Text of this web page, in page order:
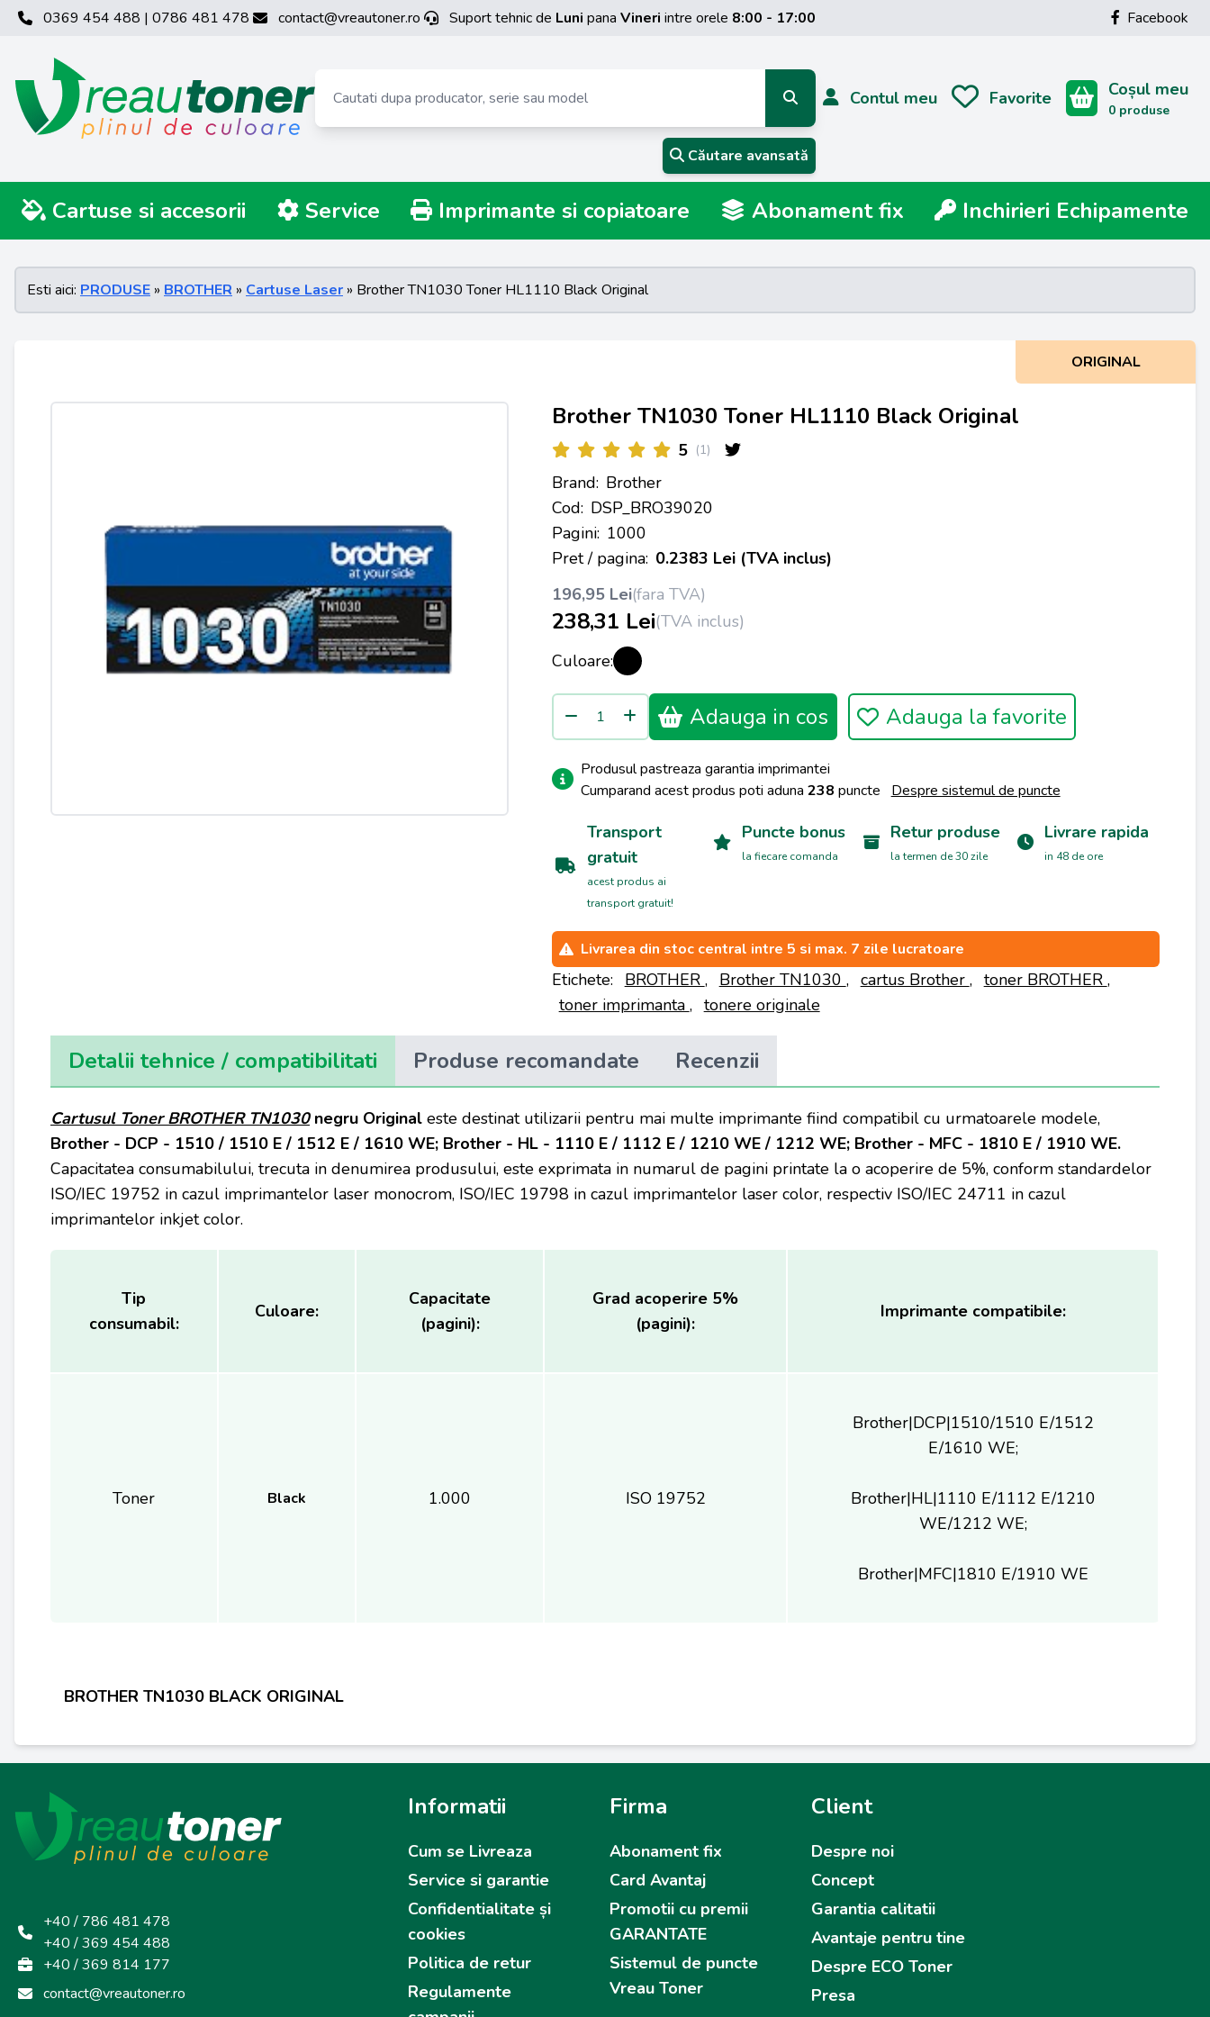
0369 454 488 | 0786 481 478 contact@vreautoner.ro Suport tehnic de Luni pana Vineri intre orele 8:00 - 17:00 Facebook
Căutare avansată
Contul meu Favorite Coșul meu
0 produse
Cartuse si accesorii Service Imprimante si copiatoare Abonament fix Inchirieri Echipamente
Esti aici: PRODUSE » BROTHER » Cartuse Laser » Brother TN1030 Toner HL1110 Black Original
ORIGINAL
Brother TN1030 Toner HL1110 Black Original
5 (1)
Brand: Brother
Cod: DSP_BRO39020
Pagini: 1000
Pret / pagina: 0.2383 Lei (TVA inclus)
196,95 Lei(fara TVA)
238,31 Lei(TVA inclus)
Culoare:
Adauga in cos Adauga la favorite
Produsul pastreaza garantia imprimantei
Cumparand acest produs poti aduna 238 puncte Despre sistemul de puncte
Transport
gratuit
acest produs ai
transport gratuit!
Puncte bonus
la fiecare comanda
Retur produse
la termen de 30 zile
Livrare rapida
in 48 de ore
Livrarea din stoc central intre 5 si max. 7 zile lucratoare
Etichete: BROTHER , Brother TN1030 , cartus Brother , toner BROTHER ,
toner imprimanta , tonere originale
Detalii tehnice / compatibilitati Produse recomandate Recenzii
Cartusul TonerBROTHERTN1030negru Original este destinat utilizarii pentru mai multe imprimante fiind compatibil cu urmatoarele modele,
Brother - DCP - 1510 / 1510 E / 1512 E / 1610 WE; Brother - HL - 1110 E / 1112 E / 1210 WE / 1212 WE; Brother - MFC - 1810 E / 1910 WE.
Capacitatea consumabilului, trecuta in denumirea produsului, este exprimata in numarul de pagini printate la o acoperire de 5%, conform standardelor
ISO/IEC 19752 in cazul imprimantelor laser monocrom, ISO/IEC 19798 in cazul imprimantelor laser color, respectiv ISO/IEC 24711 in cazul
imprimantelor inkjet color.
Tip
consumabil:
Culoare:
Capacitate
(pagini):
Grad acoperire 5%
(pagini):
Imprimante compatibile:
Toner Black 1.000 ISO 19752
Brother|DCP|1510/1510 E/1512
E/1610 WE;
Brother|HL|1110 E/1112 E/1210
WE/1212 WE;
Brother|MFC|1810 E/1910 WE
BROTHER TN1030 BLACK ORIGINAL
+40 / 786 481 478
+40 / 369 454 488
+40 / 369 814 177
contact@vreautoner.ro
Informatii
Cum se Livreaza
Service si garantie
Confidentialitate și
cookies
Politica de retur
Regulamente
Firma
Abonament fix
Card Avantaj
Promotii cu premii
GARANTATE
Sistemul de puncte
Vreau Toner
Client
Despre noi
Concept
Garantia calitatii
Avantaje pentru tine
Despre ECO Toner
Presa